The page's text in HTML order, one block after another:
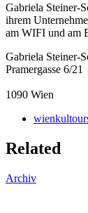
Gabriela Steiner-
ihrem
am WIFI und am
Gabriela Steiner-
Pramergasse 6/21
1090 Wien
Related
Archiv